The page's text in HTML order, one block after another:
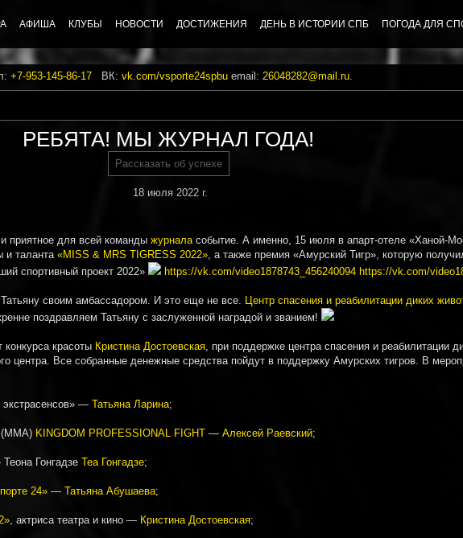
АФИША КЛУБЫ НОВОСТИ ДОСТИЖЕНИЯ ДЕНЬ В ИСТОРИИ СПБ ПОГОДА ДЛЯ
+7-953-145-86-17 ВК: vk.com/vsporte24spbu email: 26048282@mail.ru.
РЕБЯТА! МЫ ЖУРНАЛ ГОДА!
Рассказать об успехе
18 июля 2022 г.
приятное для всей команды журналасобытие. А именно, 15 июля в апарт-отеле «Ханой-
и таланта «MISS & MRS TIGRESS 2022», а также премия «Амурский Тигр», которую
спортивный проект 2022» https://vk.com/video1878743_456240094 https://vk.com/
своим амбассадором. И это еще не все. Центр спасения и реабилитации диких
поздравляем Татьяну с заслуженной наградой и званием!
конкурса красоты Кристина Достоевская, при поддержке центра спасения и реабилитации
центра. Все собранные денежные средства пойдут в поддержку Амурских тигров. В
— Татьяна Ларина;
(ММА) KINGDOM PROFESSIONAL FIGHT — Алексей Раевский;
Гонгадзе Теа Гонгадзе;
24» — Татьяна Абушаева;
, актриса театра и кино — Кристина Достоевская;